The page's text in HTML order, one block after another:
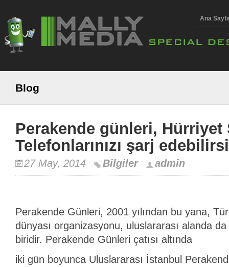
Ana
Blog
Perakende günleri, Hürriyet
Telefonlarınızı şarj
27 May, 2014 Bilgiler admin
Perakende Günleri, 2001 yılından bu yana,
dünyası organizasyonu, uluslararası alanda
biridir. Perakende Günleri çatısı altında
iki gün boyunca Uluslararası İstanbul